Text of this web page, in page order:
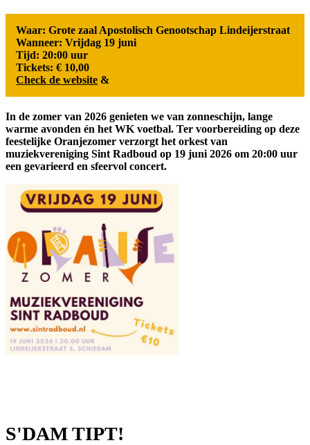
Waar: Grote zaal Apostolisch Genootschap Lindeijerstraat
Wanneer: Vrijdag 19 juni
Tijd: 20:00 uur
Tickets: € 10,00
Check de website &
In de zomer van 2026 genieten we van zonneschijn, lange
warme avonden én het WK voetbal. Ter voorbereiding op deze
feestelijke Oranjezomer verzorgt het orkest van
muziekvereniging Sint Radboud op 19 juni 2026 om 20:00 uur
een gevarieerd en sfeervol concert.
S'DAM TIPT!